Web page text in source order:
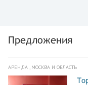
Предложения
АРЕНДА , МОСКВА И ОБЛАСТЬ